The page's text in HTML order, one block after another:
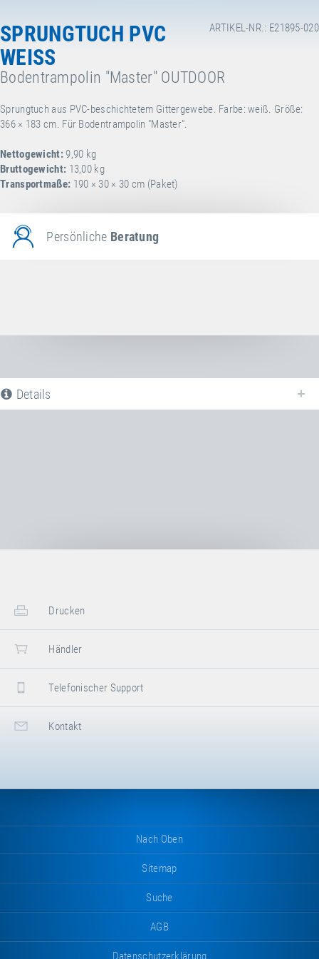
ARTIKEL-NR.: E21895-020
SPRUNGTUCH PVC
WEISS
Bodentrampolin "Master" OUTDOOR
Sprungtuch aus PVC-beschichtetem Gittergewebe. Farbe: weiß. Größe:
366 × 183 cm. Für Bodentrampolin "Master".
Nettogewicht:9,90 kg
Bruttogewicht: 13,00 kg
Transportmaße: 190 × 30 × 30 cm (Paket)
Persönliche Beratung
Details
Drucken
Händler
Telefonischer Support
Kontakt
Nach Oben
Sitemap
Suche
AGB
Datenschutzerklärung